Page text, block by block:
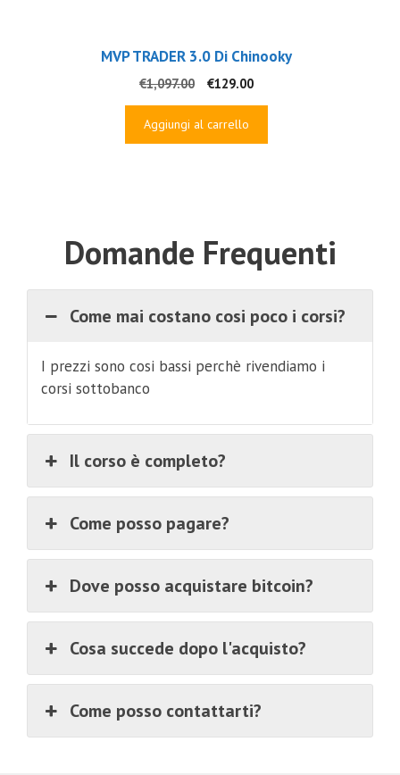
MVP TRADER 3.0 Di Chinooky
€1,097.00
Il
prezzo
originale
€129.00Il
prezzo
Aggiungi al carrello
Domande Frequenti
Come mai costano cosi poco i corsi?
I prezzi sono cosi bassi perchè rivendiamo i
corsi sottobanco
Il corso è completo?
Come posso pagare?
Dove posso acquistare bitcoin?
Cosa succede dopo l'acquisto?
Come posso contattarti?